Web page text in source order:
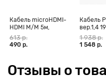
Кабель microHDMI-
HDMI M/M 5м,
позолоченные
контакты Blister box
613 р.
490 р.
Кабель
вер.1,4
конт.,
кольца,
1 938 р.
1 548 р.
Отзывы о